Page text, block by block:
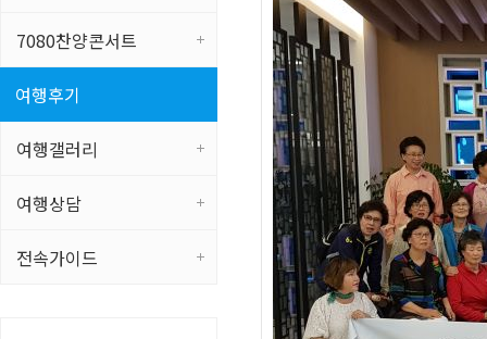
7080찬양콘서트
여행후기
여행갤러리
여행상담
전속가이드